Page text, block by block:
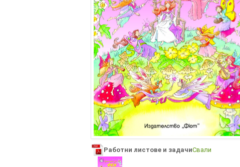
Работни листове и задачиСвали